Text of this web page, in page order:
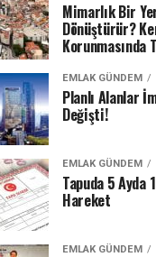
Mimarlık Bir
Dönüştürür?
Korunmasında
EMLAK GÜNDEM
Planlı Alanlar
Değişti!
EMLAK GÜNDEM
Tapuda 5 Ayda
Hareket
EMLAK GÜNDEM